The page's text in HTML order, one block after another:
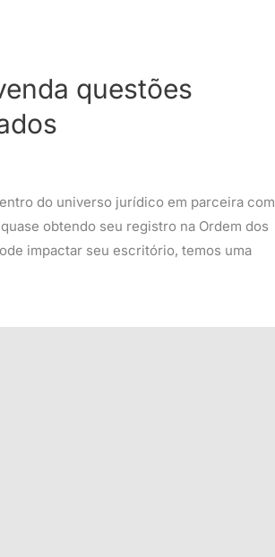
questões
do universo jurídico em parceira com
obtendo seu registro na Ordem dos
impactar seu escritório, temos uma